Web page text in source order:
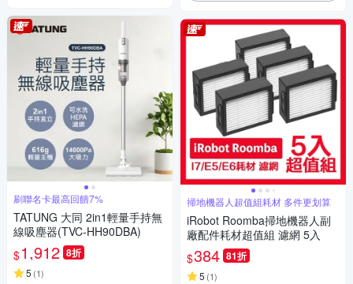
刷聯名卡最高回饋7%
TATUNG 大同 2in1輕量手持無
線吸塵器(TVC-HH90DBA)
$1,912 8折
5 (1)
掃地機器人超值組耗材 多件更划算
iRobot Roomba掃地機器人副
廠配件耗材超值組 濾網 5入
$384 81折
5 (1)